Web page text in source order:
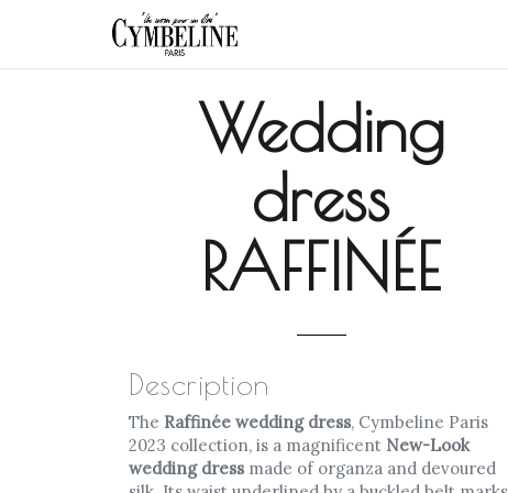
Wedding
dress
RAFFINÉE
Description
The Raffinée wedding dress, Cymbeline Paris
2023 collection, is a magnificent New-Look
wedding dress made of organza and devoured